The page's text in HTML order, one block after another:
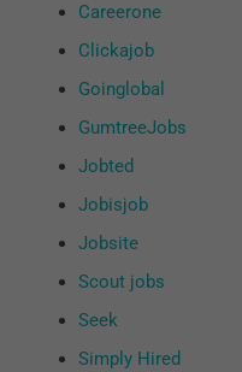
Careerone
Clickajob
Goinglobal
GumtreeJobs
Jobted
Jobisjob
Jobsite
Scout jobs
Seek
Simply Hired